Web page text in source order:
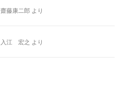
齋藤康二郎 より
入江 宏之 より